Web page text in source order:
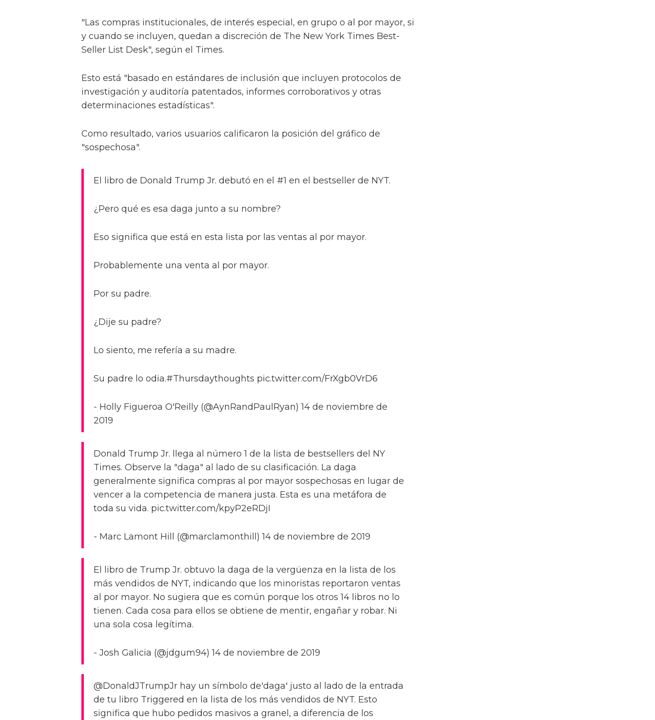
"Las compras institucionales, de interés especial, en grupo o al por mayor, si
y cuando se incluyen, quedan a discreción de The New York Times Best-
Seller List Desk", según el Times.
Esto está "basado en estándares de inclusión que incluyen protocolos de
investigación y auditoría patentados, informes corroborativos y otras
determinaciones estadísticas".
Como resultado, varios usuarios calificaron la posición del gráfico de
"sospechosa".
El libro de Donald Trump Jr. debutó en el #1 en el bestseller de NYT.
¿Pero qué es esa daga junto a su nombre?
Eso significa que está en esta lista por las ventas al por mayor.
Probablemente una venta al por mayor.
Por su padre.
¿Dije su padre?
Lo siento, me refería a su madre.
Su padre lo odia.#Thursdaythoughts pic.twitter.com/FrXgb0VrD6
- Holly Figueroa O'Reilly (@AynRandPaulRyan) 14 de noviembre de
2019
Donald Trump Jr. llega al número 1 de la lista de bestsellers del NY
Times. Observe la "daga" al lado de su clasificación. La daga
generalmente significa compras al por mayor sospechosas en lugar de
vencer a la competencia de manera justa. Esta es una metáfora de
toda su vida. pic.twitter.com/kpyP2eRDjI
- Marc Lamont Hill (@marclamonthill) 14 de noviembre de 2019
El libro de Trump Jr. obtuvo la daga de la vergüenza en la lista de los
más vendidos de NYT, indicando que los minoristas reportaron ventas
al por mayor. No sugiera que es común porque los otros 14 libros no lo
tienen. Cada cosa para ellos se obtiene de mentir, engañar y robar. Ni
una sola cosa legítima.
- Josh Galicia (@jdgum94) 14 de noviembre de 2019
@DonaldJTrumpJr hay un símbolo de'daga' justo al lado de la entrada
de tu libro Triggered en la lista de los más vendidos de NYT. Esto
significa que hubo pedidos masivos a granel, a diferencia de los